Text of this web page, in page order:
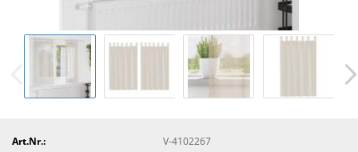
Art.Nr.:
V-4102267